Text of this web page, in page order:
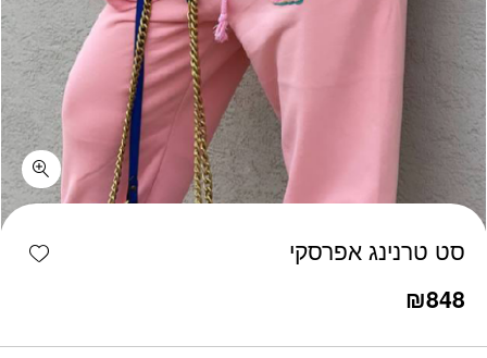
סט טרנינג אפרסקי
₪848
כמות סט טרנינג אפרסקי